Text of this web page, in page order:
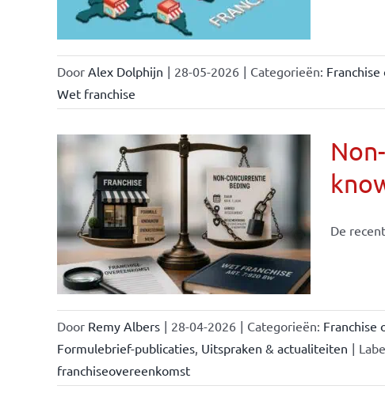
Door Alex Dolphijn | 28-05-2026 | Categorieën:
Wet franchise
De
Door Remy Albers | 28-04-2026 | Categorieën: Franchise
Formulebrief-publicaties, Uitspraken & actualiteiten |
franchiseovereenkomst